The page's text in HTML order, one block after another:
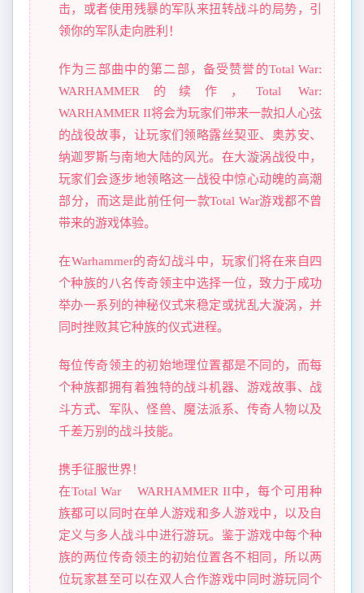
击，或者使用残暴的军队来扭转战斗的局势，引
领你的军队走向胜利！
作为三部曲中的第二部，备受赞誉的Total War:
WARHAMMER的续作，Total War:
WARHAMMER II将会为玩家们带来一款扣人心弦
的战役故事，让玩家们领略露丝契亚、奥苏安、
纳迦罗斯与南地大陆的风光。在大漩涡战役中，
玩家们会逐步地领略这一战役中惊心动魄的高潮
部分，而这是此前任何一款Total War游戏都不曾
带来的游戏体验。
在Warhammer的奇幻战斗中，玩家们将在来自四
个种族的八名传奇领主中选择一位，致力于成功
举办一系列的神秘仪式来稳定或扰乱大漩涡，并
同时挫败其它种族的仪式进程。
每位传奇领主的初始地理位置都是不同的，而每
个种族都拥有着独特的战斗机器、游戏故事、战
斗方式、军队、怪兽、魔法派系、传奇人物以及
千差万别的战斗技能。
携手征服世界！
在Total War™ WARHAMMER II中，每个可用种
族都可以同时在单人游戏和多人游戏中，以及自
定义与多人战斗中进行游玩。鉴于游戏中每个种
族的两位传奇领主的初始位置各不相同，所以两
位玩家甚至可以在双人合作游戏中同时游玩同个